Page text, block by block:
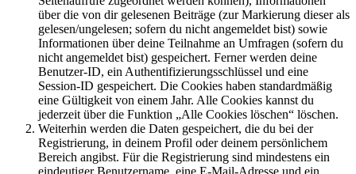
über die von dir gelesenen Beiträge (zur Markierung dieser als
gelesen/ungelesen; sofern du nicht angemeldet bist) sowie
Informationen über deine Teilnahme an Umfragen (sofern du
nicht angemeldet bist) gespeichert. Ferner werden deine
Benutzer-ID, ein Authentifizierungsschlüssel und eine
Session-ID gespeichert. Die Cookies haben standardmäßig
eine Gültigkeit von einem Jahr. Alle Cookies kannst du
jederzeit über die Funktion „Alle Cookies löschen“ löschen.
Weiterhin werden die Daten gespeichert, die du bei der
Registrierung, in deinem Profil oder deinem persönlichem
Bereich angibst. Für die Registrierung sind mindestens ein
eindeutiger Benutzername, eine E-Mail-Adresse und ein